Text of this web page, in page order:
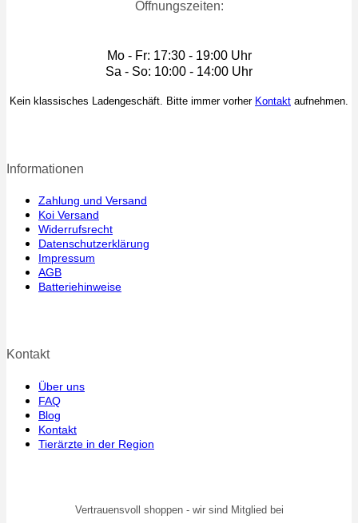
Öffnungszeiten:
Mo - Fr: 17:30 - 19:00 Uhr
Sa - So: 10:00 - 14:00 Uhr
Kein klassisches Ladengeschäft. Bitte immer vorher Kontakt aufnehmen.
Informationen
Zahlung und Versand
Koi Versand
Widerrufsrecht
Datenschutzerklärung
Impressum
AGB
Batteriehinweise
Kontakt
Über uns
FAQ
Blog
Kontakt
Tierärzte in der Region
Vertrauensvoll shoppen - wir sind Mitglied bei